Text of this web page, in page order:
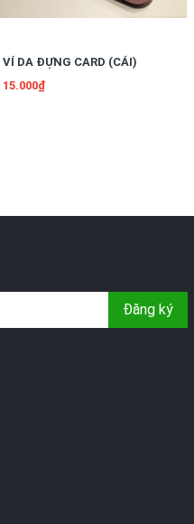
VÍ DA ĐỰNG CARD (CÁI)
15.000₫
Đăng ký